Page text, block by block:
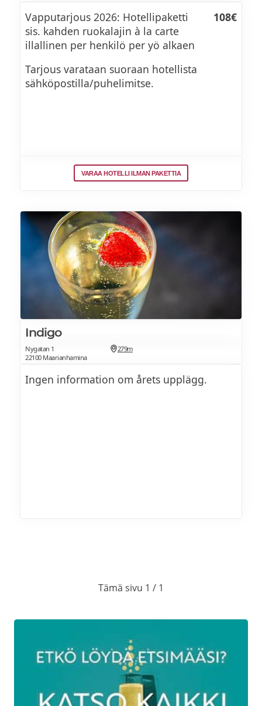
Vapputarjous 2026: Hotellipaketti
sis. kahden ruokalajin à la carte
illallinen per henkilö per yö alkaen
108€
Tarjous varataan suoraan hotellista
sähköpostilla/puhelimitse.
VARAA HOTELLI ILMAN PAKETTIA
Indigo
Nygatan 1
22100 Maarianhamina
279m
Ingen information om årets upplägg.
Tämä sivu 1 / 1